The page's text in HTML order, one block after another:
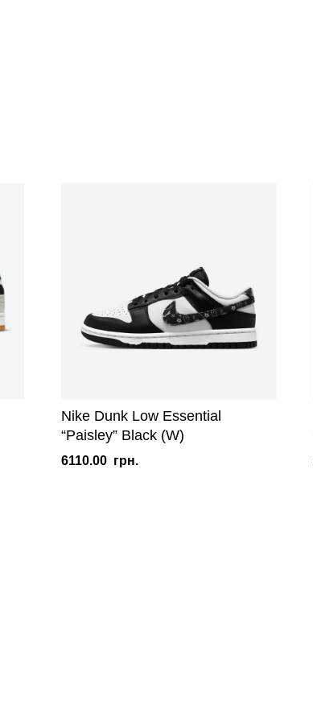
Nike Dunk Low Essential
“Paisley” Black (W)
6110.00 грн.